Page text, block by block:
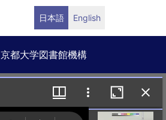
日本語 English
京都大学図書館機構